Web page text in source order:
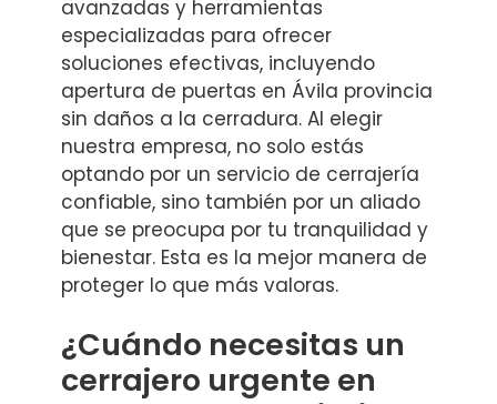
avanzadas y herramientas
especializadas para ofrecer
soluciones efectivas, incluyendo
apertura de puertas en Ávila provincia
sin daños a la cerradura. Al elegir
nuestra empresa, no solo estás
optando por un servicio de cerrajería
confiable, sino también por un aliado
que se preocupa por tu tranquilidad y
bienestar. Esta es la mejor manera de
proteger lo que más valoras.
¿Cuándo necesitas un
cerrajero urgente en